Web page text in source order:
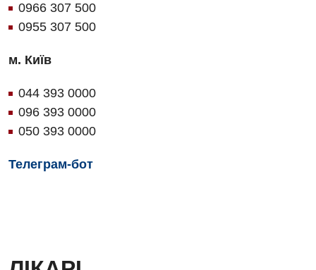
0966 307 500
0955 307 500
м. Київ
044 393 0000
096 393 0000
050 393 0000
Телеграм-бот